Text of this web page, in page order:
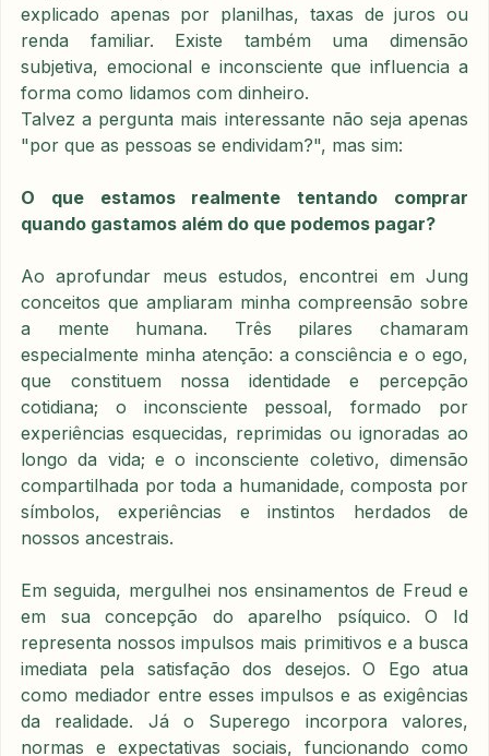
explicado apenas por planilhas, taxas de juros ou
renda familiar. Existe também uma dimensão
subjetiva, emocional e inconsciente que influencia a
forma como lidamos com dinheiro.
Talvez a pergunta mais interessante não seja apenas
"por que as pessoas se endividam?", mas sim:
O que estamos realmente tentando comprar
quando gastamos além do que podemos pagar?
Ao aprofundar meus estudos, encontrei em Jung
conceitos que ampliaram minha compreensão sobre
a mente humana. Três pilares chamaram
especialmente minha atenção: a consciência e o ego,
que constituem nossa identidade e percepção
cotidiana; o inconsciente pessoal, formado por
experiências esquecidas, reprimidas ou ignoradas ao
longo da vida; e o inconsciente coletivo, dimensão
compartilhada por toda a humanidade, composta por
símbolos, experiências e instintos herdados de
nossos ancestrais.
Em seguida, mergulhei nos ensinamentos de Freud e
em sua concepção do aparelho psíquico. O Id
representa nossos impulsos mais primitivos e a busca
imediata pela satisfação dos desejos. O Ego atua
como mediador entre esses impulsos e as exigências
da realidade. Já o Superego incorpora valores,
normas e expectativas sociais, funcionando como